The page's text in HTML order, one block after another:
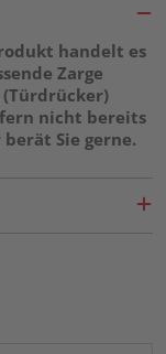
handelt es
Zarge
(Türdrücker)
nicht bereits
Sie gerne.